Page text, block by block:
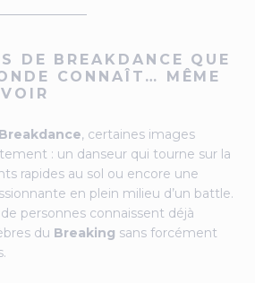
DE BREAKDANCE QUE
CONNAÎT… MÊME
Breakdance, certaines images
: un danseur qui tourne sur la
rapides au sol ou encore une
en plein milieu d’un battle.
personnes connaissent déjà
du Breaking sans forcément